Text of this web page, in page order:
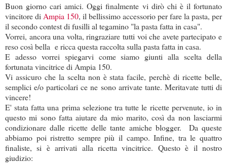
Buon giorno cari amici. Oggi finalmente vi dirò chi è il fortunato
vincitore di Ampia 150, il bellissimo accessorio per fare la pasta, per
il secondo contest di fusilli al tegamino "la pasta fatta in casa".
Vorrei, ancora una volta, ringraziare tutti voi che avete partecipato e
reso così bella e ricca questa raccolta sulla pasta fatta in casa.
E adesso vorrei spiegarvi come siamo giunti alla scelta della
fortunata vincitrice di Ampia 150.
Vi assicuro che la scelta non è stata facile, perchè di ricette belle,
semplici e/o particolari ce ne sono arrivate tante. Meritavate tutti di
vincere!
E' stata fatta una prima selezione tra tutte le ricette pervenute, io in
questo mi sono fatta aiutare da mio marito, così da non lasciarmi
condizionare dalle ricette delle tante amiche blogger. Da queste
abbiamo poi ristretto sempre più il campo. Infine, tra le quattro
finaliste, si è arrivati alla ricetta vincitrice. Questo è il nostro
giudizio: